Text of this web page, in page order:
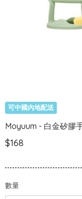
可中國內地配送
Moyuum - 白金矽膠
$168
數量